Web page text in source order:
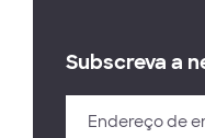
Subscreva a